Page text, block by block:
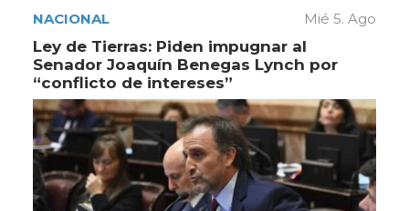
NACIONAL Mié 5. Ago
Ley de Tierras: Piden impugnar al
Senador Joaquín Benegas Lynch por
“conflicto de intereses”